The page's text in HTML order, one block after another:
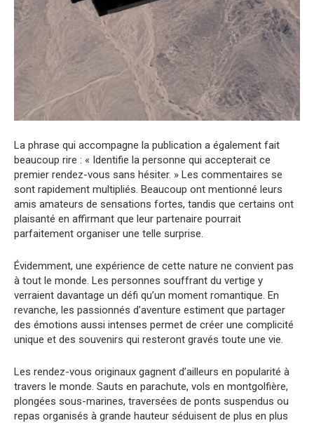
La phrase qui accompagne la publication a également fait
beaucoup rire : « Identifie la personne qui accepterait ce
premier rendez-vous sans hésiter. » Les commentaires se
sont rapidement multipliés. Beaucoup ont mentionné leurs
amis amateurs de sensations fortes, tandis que certains ont
plaisanté en affirmant que leur partenaire pourrait
parfaitement organiser une telle surprise.
Évidemment, une expérience de cette nature ne convient pas
à tout le monde. Les personnes souffrant du vertige y
verraient davantage un défi qu’un moment romantique. En
revanche, les passionnés d’aventure estiment que partager
des émotions aussi intenses permet de créer une complicité
unique et des souvenirs qui resteront gravés toute une vie.
Les rendez-vous originaux gagnent d’ailleurs en popularité à
travers le monde. Sauts en parachute, vols en montgolfière,
plongées sous-marines, traversées de ponts suspendus ou
repas organisés à grande hauteur séduisent de plus en plus